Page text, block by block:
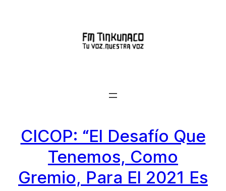
CICOP: “El Desafío Que
Tenemos, Como
Gremio, Para El 2021 Es